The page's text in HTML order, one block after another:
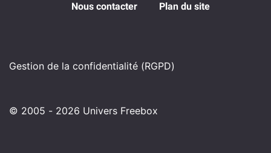
Nous contacter Plan du site
Gestion de la confidentialité (RGPD)
© 2005 - 2026 Univers Freebox